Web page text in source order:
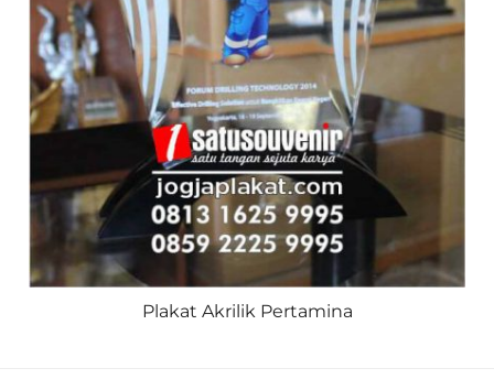
Plakat Akrilik Pertamina